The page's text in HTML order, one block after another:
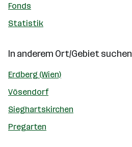
Fonds
Statistik
In anderem Ort/Gebiet suchen
Erdberg (Wien)
Vösendorf
Sieghartskirchen
Pregarten